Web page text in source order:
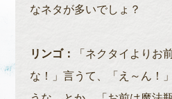
なネタが多いでしょ？
リンゴ：
「ネクタイよりお
な！」言うて、「え～ん！